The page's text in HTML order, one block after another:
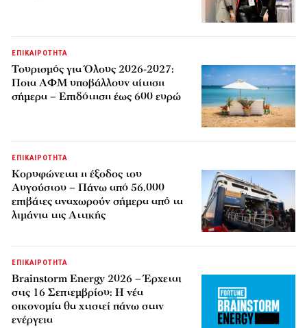
ΕΠΙΚΑΙΡΟΤΗΤΑ
Τουρισμός για Όλους 2026-2027:
Ποια ΑΦΜ υποβάλλουν αίτηση
σήμερα – Επιδότηση έως 600 ευρώ
ΕΠΙΚΑΙΡΟΤΗΤΑ
Κορυφώνεται η έξοδος του
Αυγούστου – Πάνω από 56.000
επιβάτες αναχωρούν σήμερα από τα
λιμάνια της Αττικής
ΕΠΙΚΑΙΡΟΤΗΤΑ
Brainstorm Energy 2026 – Έρχεται
στις 16 Σεπτεμβρίου: Η νέα
οικονομία θα χτιστεί πάνω στην
ενέργεια